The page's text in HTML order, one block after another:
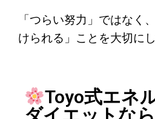
「つらい努力」ではなく
けられる」ことを大切に
Toyo式エネ